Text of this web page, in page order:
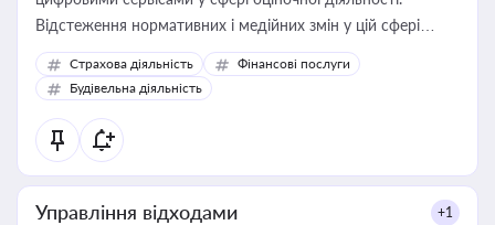
Відстеження нормативних і медійних змін у цій сфері
корисне для власника бізнесу, керівника, юриста або
бухгалтера під час оподаткування, приватизації, оренди
державного майна, корпоративних угод і перевірки
статусу суб'єктів оціночної діяльності
Страхова діяльність
Фінансові послуги
Будівельна діяльність
Управління відходами +1